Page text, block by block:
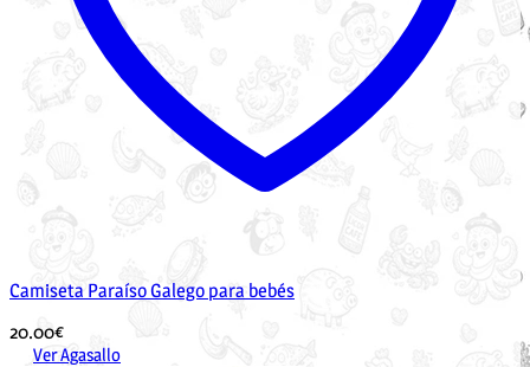
Camiseta Paraíso Galego para bebés
20.00€
Ver Agasallo